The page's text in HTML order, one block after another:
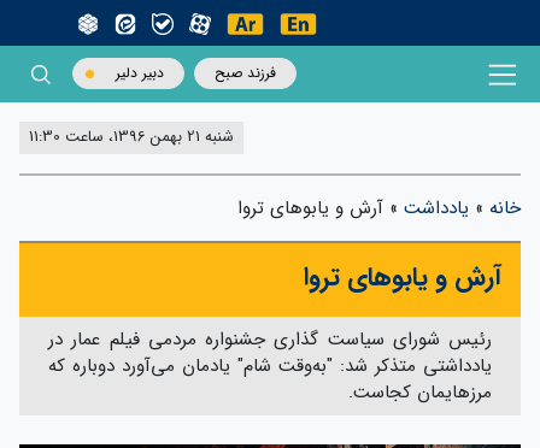
فرزند صبح دبیر دلیر
شنبه 21 بهمن 1396، ساعت 11:30
خانه » یادداشت » آرش و یابوهای تروا
آرش و یابوهای تروا
رئیس شورای سیاست گذاری جشنواره مردمی فیلم عمار در
یادداشتی متذکر شد: "به‌وقت شام" یادمان می‌آورد دوباره که
مرزهایمان کجاست.